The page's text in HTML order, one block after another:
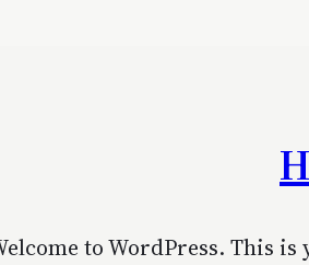
to WordPress. This